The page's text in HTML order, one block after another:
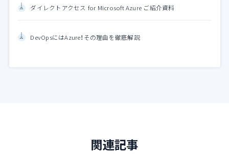
ダイレクトアクセス for Microsoft Azure ご紹介資料
DevOpsにはAzure！その理由を徹底解説
関連記事